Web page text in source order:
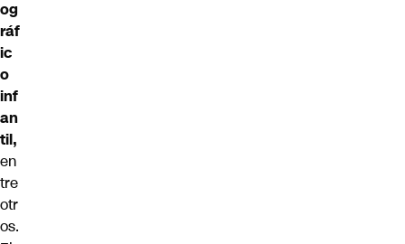
og
ráf
ic
o
inf
an
til,
en
tre
otr
os.